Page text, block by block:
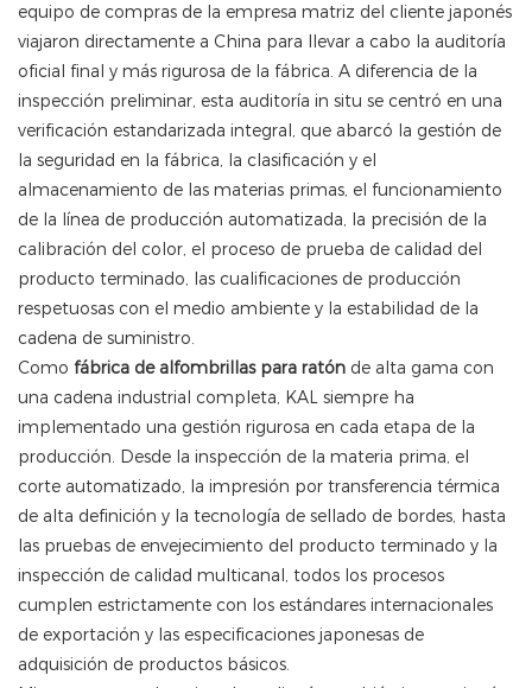
equipo de compras de la empresa matriz del cliente japonés
viajaron directamente a China para llevar a cabo la auditoría
oficial final y más rigurosa de la fábrica. A diferencia de la
inspección preliminar, esta auditoría in situ se centró en una
verificación estandarizada integral, que abarcó la gestión de
la seguridad en la fábrica, la clasificación y el
almacenamiento de las materias primas, el funcionamiento
de la línea de producción automatizada, la precisión de la
calibración del color, el proceso de prueba de calidad del
producto terminado, las cualificaciones de producción
respetuosas con el medio ambiente y la estabilidad de la
cadena de suministro.
Como fábrica de alfombrillas para ratón de alta gama con
una cadena industrial completa, KAL siempre ha
implementado una gestión rigurosa en cada etapa de la
producción. Desde la inspección de la materia prima, el
corte automatizado, la impresión por transferencia térmica
de alta definición y la tecnología de sellado de bordes, hasta
las pruebas de envejecimiento del producto terminado y la
inspección de calidad multicanal, todos los procesos
cumplen estrictamente con los estándares internacionales
de exportación y las especificaciones japonesas de
adquisición de productos básicos.